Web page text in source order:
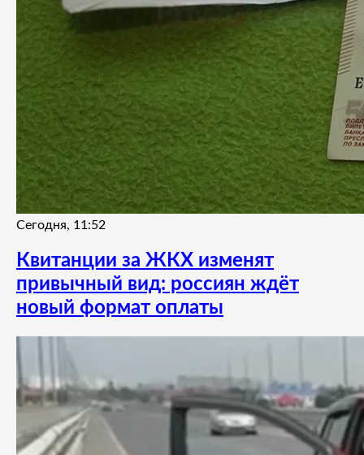
Сегодня, 11:52
Квитанции за ЖКХ изменят
привычный вид: россиян ждёт
новый формат оплаты